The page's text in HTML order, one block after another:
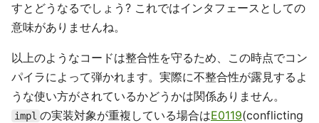
すとどうなるでしょう? これではインタフェースとしての
意味がありませんね。
以上のようなコードは整合性を守るため、この時点でコン
パイラによって弾かれます。実際に不整合性が露見するよ
うな使い方がされているかどうかは関係ありません。
impl の実装対象が重複している場合はE0119(conflicting